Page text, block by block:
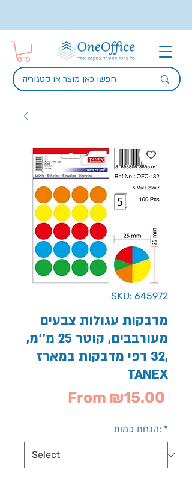
SKU: 645972
מדבקות עגולות צבעים
מעורבבים, קוטר 25 מ''מ,
32 דפי מדבקות במארז,
TANEX
From ₪15.00
הנחת כמות: *